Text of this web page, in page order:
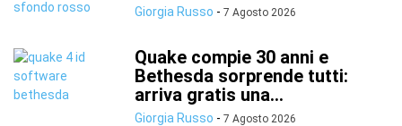
Giorgia Russo - 7 Agosto 2026
Quake compie 30 anni e
Bethesda sorprende tutti:
arriva gratis una...
Giorgia Russo - 7 Agosto 2026